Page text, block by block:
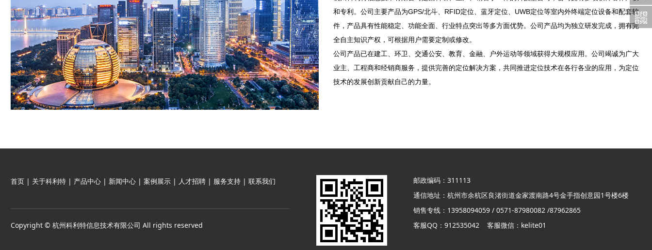
和专利。公司主要产品为GPS/北斗、 RFID定位、蓝牙定位、 UWB定位等室内外终端定位设备和配套软
件，产品具有性能稳定、功能全面、行业特点突出等多方面优势。公司产品均为独立研发完成，拥有完
全自主知识产权，可根据用户需要定制或修改。
公司产品已在建工、环卫、交通公安、教育、金融、户外运动等领域获得大规模应用。公司竭诚为广大
业主、工程商和经销商服务，提供完善的定位解决方案，共同推进定位技术在各行各业的应用，为定位
技术的发展创新贡献自己的力量。
首页 | 关于科利特 | 产品中心 | 新闻中心 | 案例展示 | 人才招聘 | 服务支持 | 联系我们
Copyright © 杭州科利特信息技术有限公司 All rights reserved
邮政编码：311113
通信地址：杭州市余杭区良渚街道金家渡南路4号金手指创意园1号楼6楼
销售专线：13958094059 / 0571-87980082 /87962865
客服QQ：912535042 客服微信：kelite01